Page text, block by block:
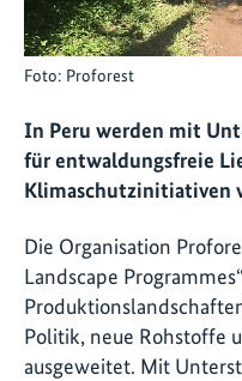
Foto: Proforest
In Peru werden mit
für entwaldungsfreie
Klimaschutzinitiativen
Die Organisation
Landscape
Politik, neue Rohstoffe
ausgeweitet. Mit